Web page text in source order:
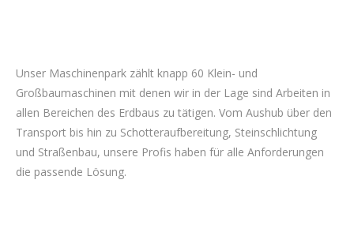
Unser Maschinenpark zählt knapp 60 Klein- und
Großbaumaschinen mit denen wir in der Lage sind Arbeiten in
allen Bereichen des Erdbaus zu tätigen. Vom Aushub über den
Transport bis hin zu Schotteraufbereitung, Steinschlichtung
und Straßenbau, unsere Profis haben für alle Anforderungen
die passende Lösung.